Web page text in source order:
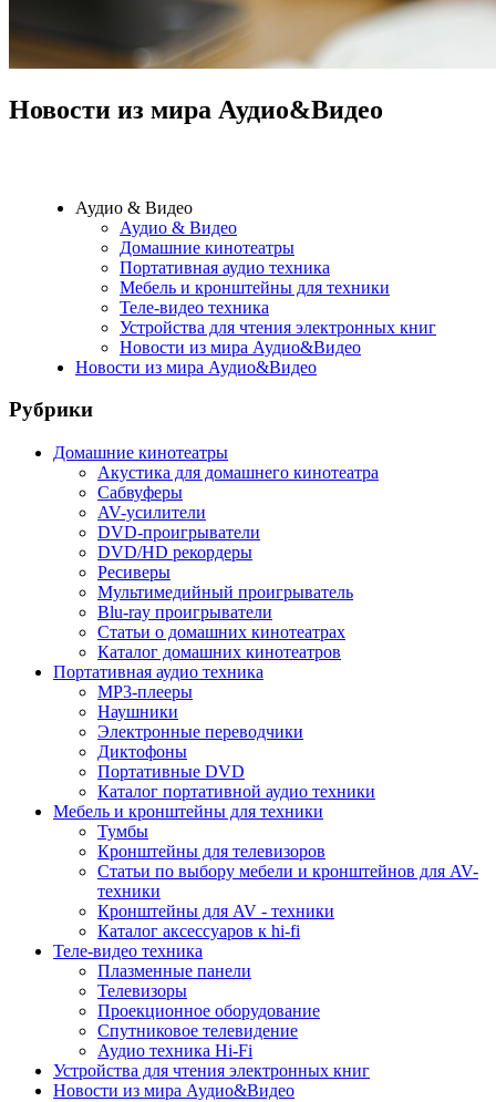
Новости из мира Аудио&Видео
Аудио & Видео
Аудио & Видео
Домашние кинотеатры
Портативная аудио техника
Мебель и кронштейны для техники
Теле-видео техника
Устройства для чтения электронных книг
Новости из мира Аудио&Видео
Новости из мира Аудио&Видео
Рубрики
Домашние кинотеатры
Акустика для домашнего кинотеатра
Сабвуферы
AV-усилители
DVD-проигрыватели
DVD/HD рекордеры
Ресиверы
Мультимедийный проигрыватель
Blu-ray проигрыватели
Статьи о домашних кинотеатрах
Каталог домашних кинотеатров
Портативная аудио техника
MP3-плееры
Наушники
Электронные переводчики
Диктофоны
Портативные DVD
Каталог портативной аудио техники
Мебель и кронштейны для техники
Тумбы
Кронштейны для телевизоров
Статьи по выбору мебели и кронштейнов для AV-
техники
Кронштейны для AV - техники
Каталог аксессуаров к hi-fi
Теле-видео техника
Плазменные панели
Телевизоры
Проекционное оборудование
Спутниковое телевидение
Аудио техника Hi-Fi
Устройства для чтения электронных книг
Новости из мира Аудио&Видео